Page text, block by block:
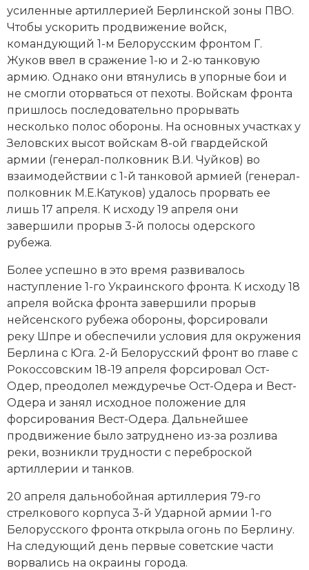
усиленные артиллерией Берлинской зоны ПВО.
Чтобы ускорить продвижение войск,
командующий 1-м Белорусским фронтом Г.
Жуков ввел в сражение 1-ю и 2-ю танковую
армию. Однако они втянулись в упорные бои и
не смогли оторваться от пехоты. Войскам фронта
пришлось последовательно прорывать
несколько полос обороны. На основных участках у
Зеловских высот войскам 8-ой гвардейской
армии (генерал-полковник В.И. Чуйков) во
взаимодействии с 1-й танковой армией (генерал-
полковник М.Е.Катуков) удалось прорвать ее
лишь 17 апреля. К исходу 19 апреля они
завершили прорыв 3-й полосы одерского
рубежа.
Более успешно в это время развивалось
наступление 1-го Украинского фронта. К исходу 18
апреля войска фронта завершили прорыв
нейсенского рубежа обороны, форсировали
реку Шпре и обеспечили условия для окружения
Берлина с Юга. 2-й Белорусский фронт во главе с
Рокоссовским 18-19 апреля форсировал Ост-
Одер, преодолел междуречье Ост-Одера и Вест-
Одера и занял исходное положение для
форсирования Вест-Одера. Дальнейшее
продвижение было затруднено из-за розлива
реки, возникли трудности с переброской
артиллерии и танков.
20 апреля дальнобойная артиллерия 79-го
стрелкового корпуса 3-й Ударной армии 1-го
Белорусского фронта открыла огонь по Берлину.
На следующий день первые советские части
ворвались на окраины города.